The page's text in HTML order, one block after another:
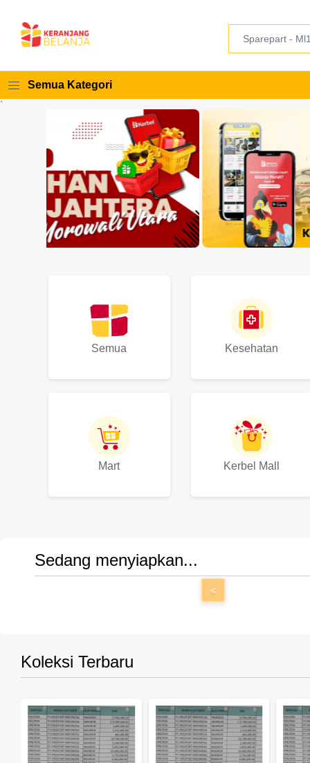
Semua Kategori
`
Semua Kesehatan
Mart Kerbel Mall
Sedang menyiapkan...
<
Koleksi Terbaru